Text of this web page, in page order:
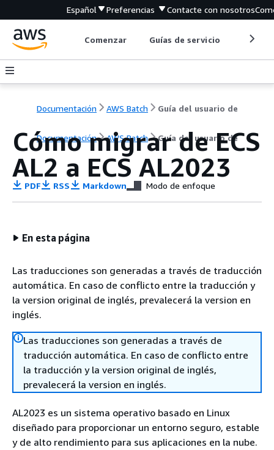
Español Preferencias Contacte con nosotros
Comenzar Guías de servicio
Documentación AWS Batch Guía del usuario de
Documentación AWS Batch Guía del usuario de
Cómo migrar de ECS
AL2 a ECS AL2023
PDF RSS Markdown Modo de enfoque
En esta página
Las traducciones son generadas a través de traducción
automática. En caso de conflicto entre la traducción y
la version original de inglés, prevalecerá la version en
inglés.
Las traducciones son generadas a través de
traducción automática. En caso de conflicto entre
la traducción y la version original de inglés,
prevalecerá la version en inglés.
AL2023 es un sistema operativo basado en Linux
diseñado para proporcionar un entorno seguro, estable
y de alto rendimiento para sus aplicaciones en la nube.